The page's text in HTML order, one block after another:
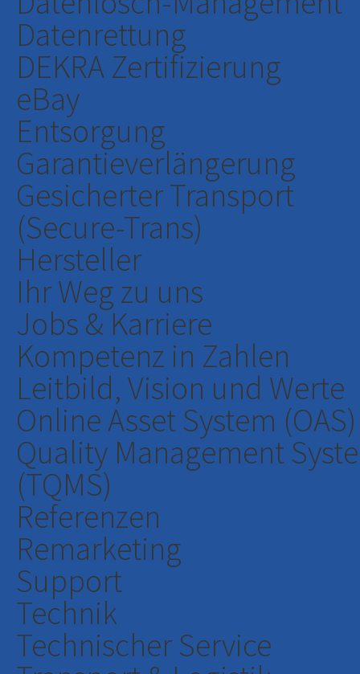
Datenrettung
DEKRA Zertifizierung
eBay
Entsorgung
Garantieverlängerung
Gesicherter Transport
(Secure-Trans)
Hersteller
Ihr Weg zu uns
Jobs & Karriere
Kompetenz in Zahlen
Leitbild, Vision und Werte
Online Asset System (OAS)
Quality Management
(TQMS)
Referenzen
Remarketing
Support
Technik
Technischer Service